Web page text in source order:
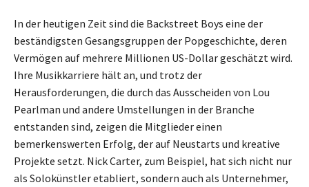
In der heutigen Zeit sind die Backstreet Boys eine der
beständigsten Gesangsgruppen der Popgeschichte, deren
Vermögen auf mehrere Millionen US-Dollar geschätzt wird.
Ihre Musikkarriere hält an, und trotz der
Herausforderungen, die durch das Ausscheiden von Lou
Pearlman und andere Umstellungen in der Branche
entstanden sind, zeigen die Mitglieder einen
bemerkenswerten Erfolg, der auf Neustarts und kreative
Projekte setzt. Nick Carter, zum Beispiel, hat sich nicht nur
als Solokünstler etabliert, sondern auch als Unternehmer,